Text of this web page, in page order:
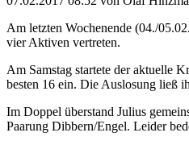
Am letzten Wochenende (04./
vier Aktiven vertreten.
Am Samstag startete der aktuelle
besten 16 ein. Die Auslosung ließ
Im Doppel überstand Julius
Paarung Dibbern/Engel. Leider